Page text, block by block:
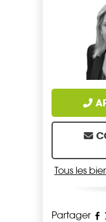
Tous les
Partager